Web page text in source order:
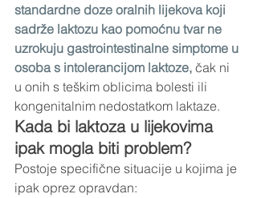
standardne doze oralnih lijekova koji
sadrže laktozu kao pomoćnu tvar ne
uzrokuju gastrointestinalne simptome u
osoba s intolerancijom laktoze, čak ni
u onih s teškim oblicima bolesti ili
kongenitalnim nedostatkom laktaze.
Kada bi laktoza u lijekovima
ipak mogla biti problem?
Postoje specifične situacije u kojima je
ipak oprez opravdan: